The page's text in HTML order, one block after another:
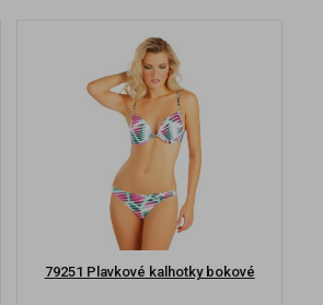
79251 Plavkové kalhotky bokové